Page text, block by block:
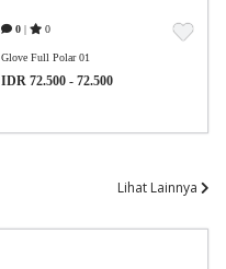
0 | 0
Glove Full Polar 01
IDR 72.500 - 72.500
Lihat Lainnya